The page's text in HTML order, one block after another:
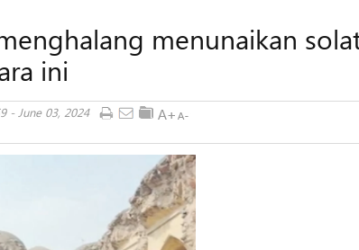
menunaikan
ini
- June 03, 2024